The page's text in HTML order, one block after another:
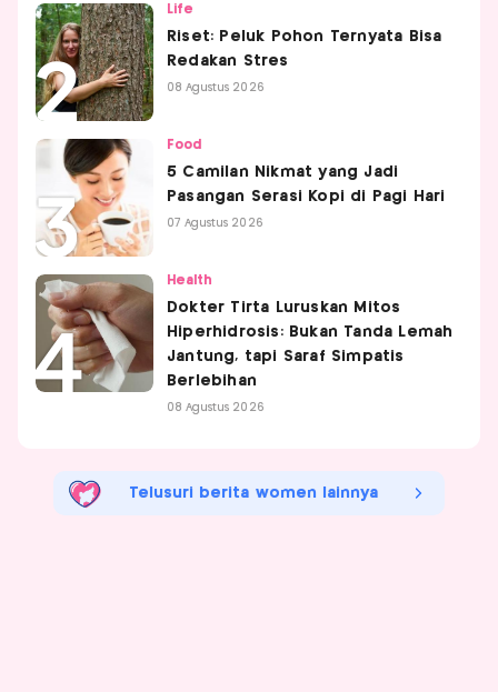
Life
Riset: Peluk Pohon Ternyata Bisa
Redakan Stres
08 Agustus 2026
Food
5 Camilan Nikmat yang Jadi
Pasangan Serasi Kopi di Pagi Hari
07 Agustus 2026
Health
Dokter Tirta Luruskan Mitos
Hiperhidrosis: Bukan Tanda Lemah
Jantung, tapi Saraf Simpatis
Berlebihan
08 Agustus 2026
Telusuri berita women lainnya